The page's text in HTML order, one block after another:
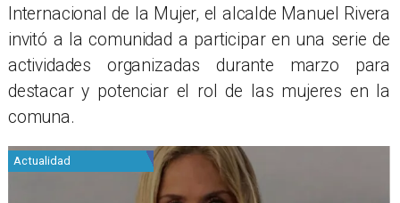
Internacional de la Mujer, el alcalde Manuel Rivera
invitó a la comunidad a participar en una serie de
actividades organizadas durante marzo para
destacar y potenciar el rol de las mujeres en la
comuna.
Actualidad